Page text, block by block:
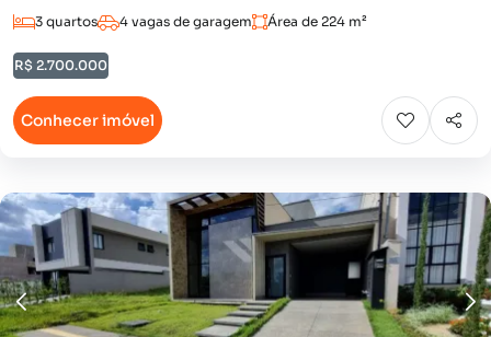
3 quartos 4 vagas de garagem Área de 224 m²
R$ 2.700.000
Conhecer imóvel